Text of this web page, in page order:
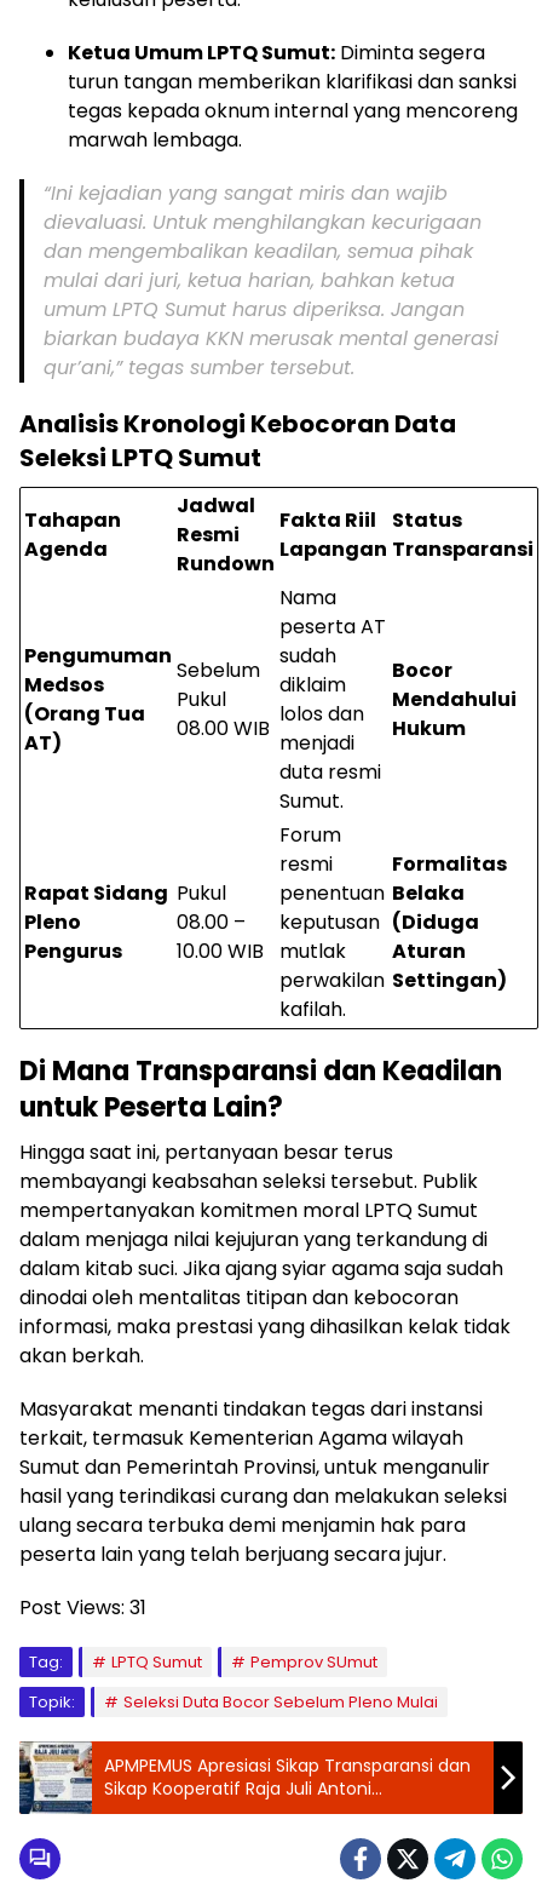
Ketua Umum LPTQ Sumut: Diminta segera
turun tangan memberikan klarifikasi dan sanksi
tegas kepada oknum internal yang mencoreng
marwah lembaga.
“Ini kejadian yang sangat miris dan wajib
dievaluasi. Untuk menghilangkan kecurigaan
dan mengembalikan keadilan, semua pihak
mulai dari juri, ketua harian, bahkan ketua
umum LPTQ Sumut harus diperiksa. Jangan
biarkan budaya KKN merusak mental generasi
qur’ani,” tegas sumber tersebut.
Analisis Kronologi Kebocoran Data
Seleksi LPTQ Sumut
Tahapan
Agenda
Jadwal
Resmi
Rundown
Fakta Riil
Lapangan
Status
Transparansi
Pengumuman
Medsos
(Orang Tua
AT)
Sebelum
Pukul
08.00 WIB
Nama
peserta AT
sudah
diklaim
lolos dan
menjadi
duta resmi
Sumut.
Bocor
Mendahului
Hukum
Rapat Sidang
Pleno
Pengurus
Pukul
08.00 –
10.00 WIB
Forum
resmi
penentuan
keputusan
mutlak
perwakilan
kafilah.
Formalitas
Belaka
(Diduga
Aturan
Settingan)
Di Mana Transparansi dan Keadilan
untuk Peserta Lain?
Hingga saat ini, pertanyaan besar terus
membayangi keabsahan seleksi tersebut. Publik
mempertanyakan komitmen moral LPTQ Sumut
dalam menjaga nilai kejujuran yang terkandung di
dalam kitab suci. Jika ajang syiar agama saja sudah
dinodai oleh mentalitas titipan dan kebocoran
informasi, maka prestasi yang dihasilkan kelak tidak
akan berkah.
Masyarakat menanti tindakan tegas dari instansi
terkait, termasuk Kementerian Agama wilayah
Sumut dan Pemerintah Provinsi, untuk menganulir
hasil yang terindikasi curang dan melakukan seleksi
ulang secara terbuka demi menjamin hak para
peserta lain yang telah berjuang secara jujur.
Post Views: 31
Tag: LPTQ Sumut
Pemprov SUmut
Topik:
Seleksi Duta Bocor Sebelum Pleno Mulai
APMPEMUS Apresiasi Sikap Transparansi dan
Sikap Kooperatif Raja Juli Antoni
Mencerminkan Kepemimpinan yang